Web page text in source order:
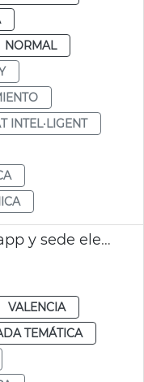
NORMAL
INTEL·LIGENT
Estudio usabilidad web, app y sede electrónica
VALENCIA
TEMÁTICA